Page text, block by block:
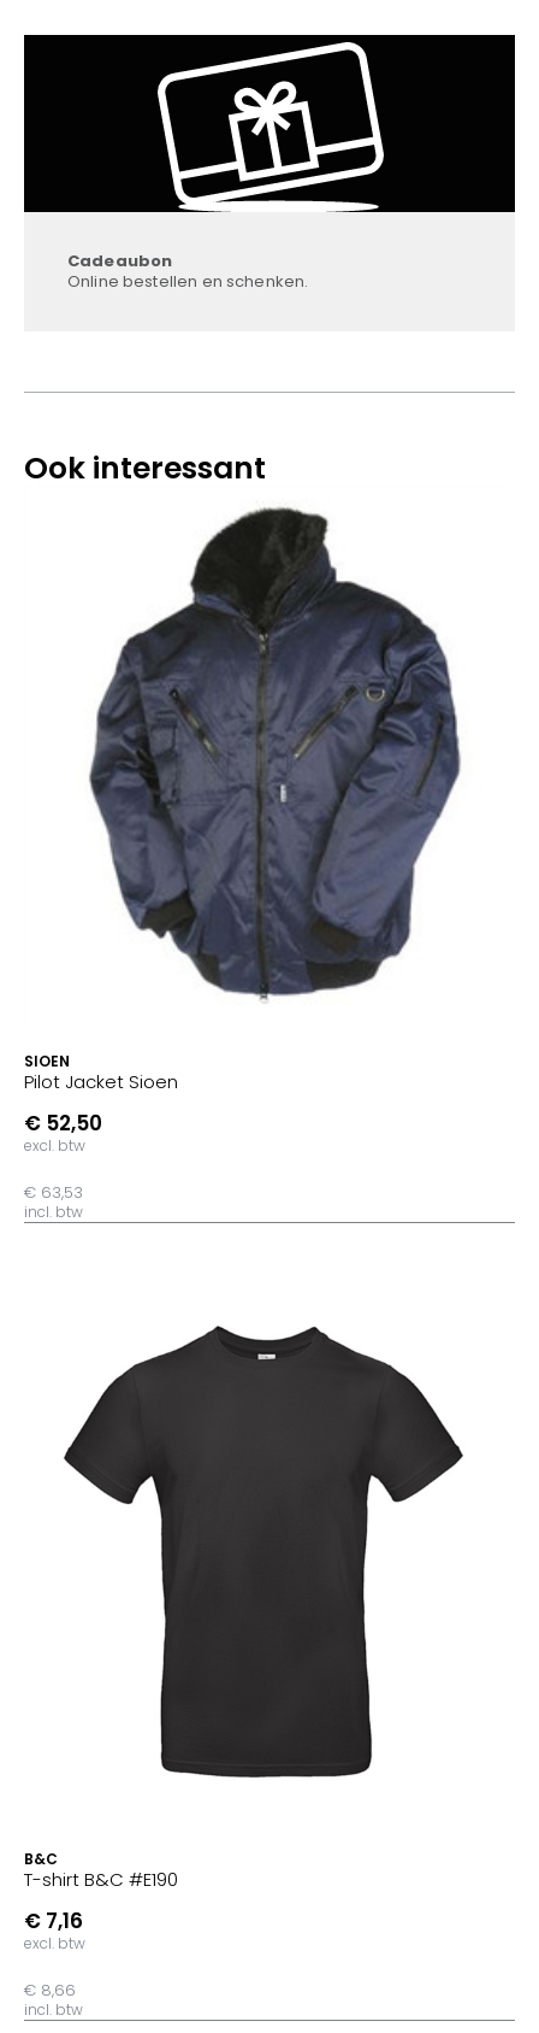
Cadeaubon
Online bestellen en schenken.
Ook interessant
SIOEN
Pilot Jacket Sioen
€ 52,50
excl. btw
€ 63,53
incl. btw
B&C
T-shirt B&C #E190
€ 7,16
excl. btw
€ 8,66
incl. btw